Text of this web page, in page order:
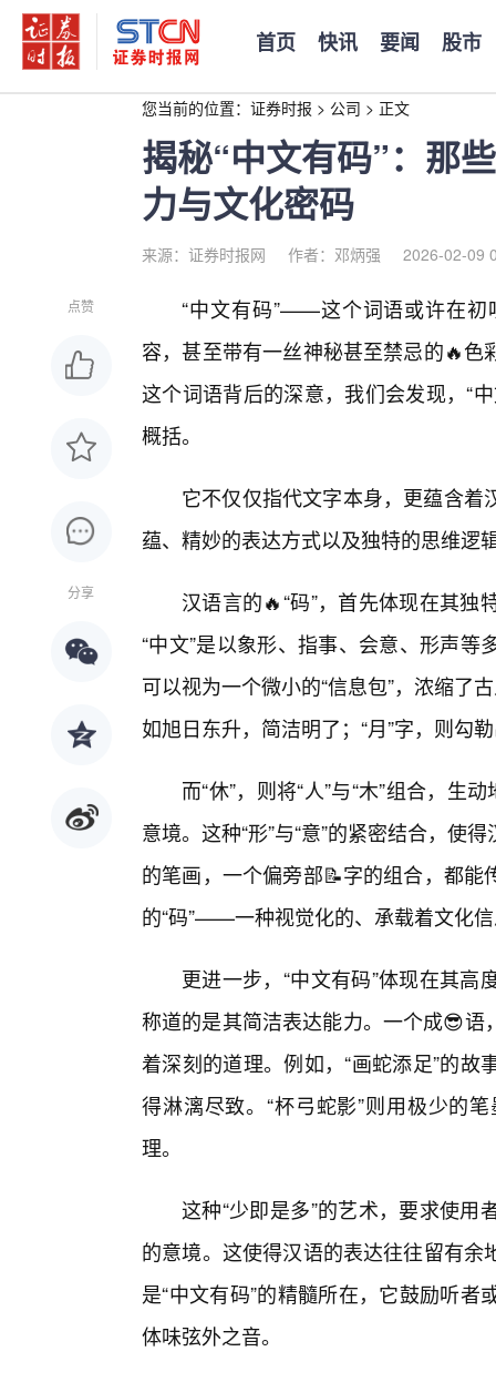
首页 快讯 要闻 股市
您当前的位置： 证券时报 > 公司 > 正文
揭秘“中文有码”：那
力与文化密码
来源：证券时报网 作者：邓炳强 2026-02-09
点赞
分享
“中文有码”——这个词语或许在初
容，甚至带有一丝神秘甚至禁忌的🔥
这个词语背后的深意，我们会发现，“
概括。
它不仅仅指代文字本身，更蕴含
蕴、精妙的表达方式以及独特的思维逻
汉语言的🔥“码”，首先体现在其
“中文”是以象形、指事、会意、形声
可以视为一个微小的“信息包”，浓缩了
如旭日东升，简洁明了；“月”字，则勾
而“休”，则将“人”与“木”组合，生
意境。这种“形”与“意”的紧密结合，使
的笔画，一个偏旁部📝字的组合，都
的“码”——一种视觉化的、承载着文化
更进一步，“中文有码”体现在其
称道的是其简洁表达能力。一个成😎
着深刻的道理。例如，“画蛇添足”的
得淋漓尽致。“杯弓蛇影”则用极少的
理。
这种“少即是多”的艺术，要求使
的意境。这使得汉语的表达往往留有
是“中文有码”的精髓所在，它鼓励听
体味弦外之音。